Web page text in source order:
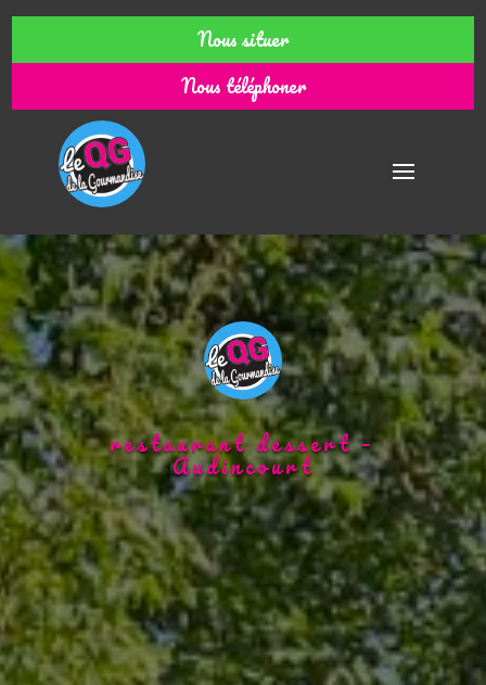
Nous situer
Nous téléphoner
restaurant dessert –
Audincourt